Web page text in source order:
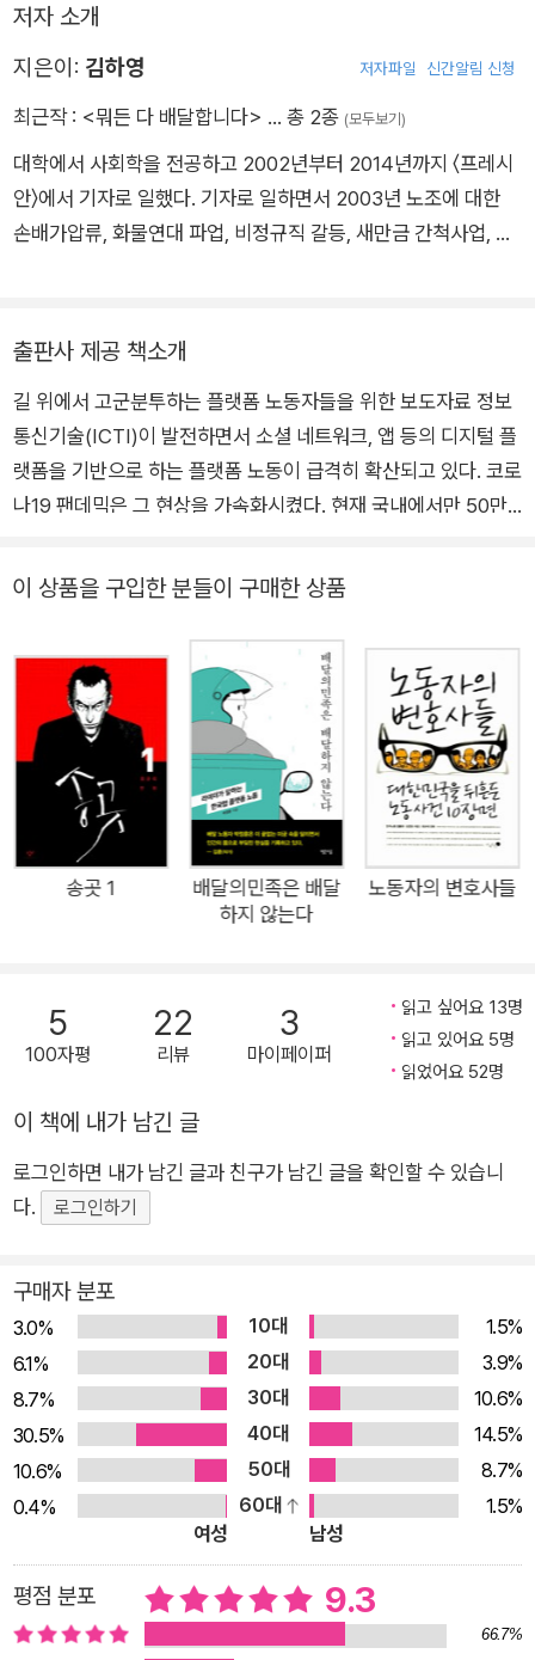
에, 누구든지 이 책을 읽고 현장에 뛰어든다면 당황하지 않고 초
면, 그림은 기이한 조용함을 보여준다. 거의 대화를 할 수도, 인간
적 유대를 나누기도 힘든 사람들의 침묵이 자욱하게 깔려 있다.
일하는 인간들은 제 자리를 찾기 힘든 채 뛰고 또 뛴다. 시간은 곧
돈이다.
우리 시대 갓 태동한 노동 현실에 대한 발 빠른 보고서인 이 책은
특수 노동자들은 특수한 차별을 받고, 특수하게 파편화된다는 것
들, 배달 일을 직업으로 삼으려는 사람들, 배달 일을 알바삼아 하
저자 소개
지은이: 김하영 저자파일 신간알림 신청
최근작 : <뭐든 다 배달합니다> … 총 2종 (모두보기)
대학에서 사회학을 전공하고 2002년부터 2014년까지 〈프레시
안〉에서 기자로 일했다. 기자로 일하면서 2003년 노조에 대한
손배가압류, 화물연대 파업, 비정규직 갈등, 새만금 간척사업, 평
014년 회사를 그만둔 뒤 아내와 함께 1년 2개월 동안 세계일주를
맡아 우리나라 구석구석 숨어 있는 보물 같은 이야기를 발굴하고
알리는 일을 했다. 2019년에는 〈피렌체의 식탁〉 편집장을 지내며
정책 대안을 추구하는 사회비평 업무를 수행했다. 2020년에는
다시 뜻하는 바가 있어 회사를 그만두고 배달과 물류센터, 대리운
노동을 하면서 기자로서는 알 수 없었던 삶의 현장을 기록하고 있
출판사 제공 책소개
길 위에서 고군분투하는 플랫폼 노동자들을 위한 보도자료 정보
통신기술(ICTI)이 발전하면서 소셜 네트워크, 앱 등의 디지털 플
랫폼을 기반으로 하는 플랫폼 노동이 급격히 확산되고 있다. 코로
나19 팬데믹은 그 현상을 가속화시켰다. 현재 국내에서만 50만
동’이라고 불리는 새로운 형태의 노동은 ‘배달의 민족’과 ‘쿠팡’과
랫폼에 창작물을 올리는 웹툰 및 소설작가나 유튜버도 포함된다.
일각에서 플랫폼 노동은 근로자와 기업 모두에 이익이 되는 고용
형태로 각광받는다. 기업은 고용 부담을 줄이고, 노동자는 자신이
원하는 일을 찾아 경제활동을 할 수 있기 때문이다. 그러나 이 책
은 200여 일 간 플랫폼 노동을 경험한 저자의 기록을 통해 과연
이러한 노동의 형태가 ‘현장에서 일하는 노동자들에게도 윈윈일
까?’라는 묵직한 질문을 던진다. 저자는 이 책에서 쿠팡의 피커맨
에서 시작해 배민커넥터와 카카오 대리기사에 이르기까지 플랫
폼 노동 현장의 참모습을 있는 그대로 보여준다. 직접 체험한 다
지, 다른 물류업체보다 정규직 전환율이 높은 이유가 무엇인지, A
I가 현장에서 어떻게 활용되는지 살펴보는 것도 흥미롭다. “내가
에 이끌려 저자는 쿠팡을 그만두고 배민커넥터라는 새로운 플랫
폼 노동을 선택한다. 제 시간에 음식을 배달하고 기뻐하는 고객의
모습에 뿌듯해하고, 서로 간에 동료인지 경쟁자인지 판단이 어려
운 커넥터들을 보며 혼란스러워 하고, 빠른 배달을 위해 신호를
까워한다. 배민이라는 핫한 플랫폼 노동에 관한 풍성하고 다채로
운 에피소드를 통해 저자는 교훈을 강요하지 않으면서도 많은 생
각거리를 던져준다. 자유롭게 일할 수 있지만 수입이 좋지 않은
커넥터를 그만두고 대리운전 기사가 되면서 책의 내용은 또 다른
플랫폼 노동의 세계로 접어든다. 스마트폰에 어플리케이션을 다
운로드 받아, 운전면허증과 플로필 사진을 올리고 심사만 받으면
누구나 카카오 대리기사가 될 수 있다. 이처럼 간단한 절차를 통
해 자영업의 세계로 들어온 저자는, 플랫폼 노동자들이 어떻게 제
도의 사각지대에 있는지 현장감 있게 그려낸다. 최근 불어온 ‘N
잡’ 열풍으로 배민커넥트, 쿠팡 플렉스, 카카오 대리 등 나이, 성
별, 학력을 따지지 않는 플랫폼 노동을 시간을 쪼개 돈을 벌 수 있
이 상품을 구입한 분들이 구매한 상품
송곳 1
배달의민족은 배달
하지 않는다
노동자의 변호사들
5
100자평
22
리뷰
3
마이페이퍼
읽고 싶어요 13명
읽고 있어요 5명
읽었어요 52명
이 책에 내가 남긴 글
로그인하면 내가 남긴 글과 친구가 남긴 글을 확인할 수 있습니
다.
로그인하기
구매자 분포
3.0% 10대
1.5%
6.1%
20대
3.9%
8.7%
30대
10.6%
30.5%
40대
14.5%
10.6%
50대
8.7%
0.4%
60대
1.5%
여성
남성
평점 분포 9.3
66.7%